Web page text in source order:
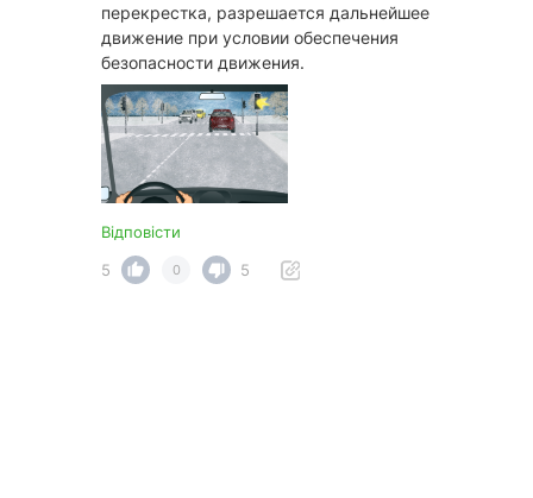
перекрестка, разрешается дальнейшее
движение при условии обеспечения
безопасности движения.
Відповісти
5
0 5